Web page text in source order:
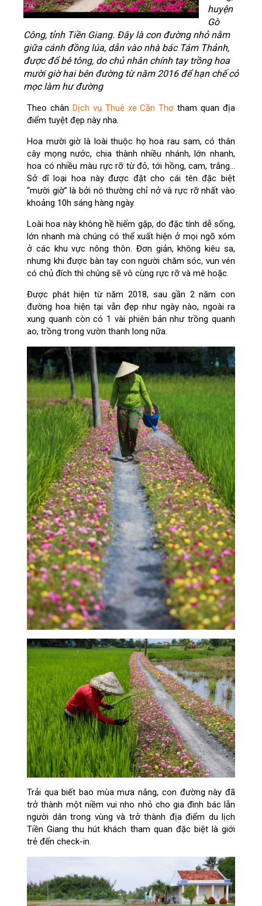
huyện
Gò
Công, tỉnh Tiền Giang. Đây là con đường nhỏ nằm
giữa cánh đồng lúa, dẫn vào nhà bác Tám Thảnh,
được đổ bê tông, do chủ nhân chính tay trồng hoa
mười giờ hai bên đường từ năm 2016 để hạn chế cỏ
mọc làm hư đường
Theo chân Dịch vụ Thuê xe Cần Thơtham quan địa
điểm tuyệt đẹp này nha.
Hoa mười giờ là loài thuộc họ hoa rau sam, có thân
cây mọng nước, chia thành nhiều nhánh, lớn nhanh,
hoa có nhiều màu rực rỡ từ đỏ, tới hồng, cam, trắng…
Sở dĩ loại hoa này được đặt cho cái tên đặc biệt
“mười giờ” là bởi nó thường chỉ nở và rực rỡ nhất vào
khoảng 10h sáng hàng ngày.
Loài hoa này không hề hiếm gặp, do đặc tính dễ sống,
lớn nhanh mà chúng có thể xuất hiện ở mọi ngõ xóm
ở các khu vực nông thôn. Đơn giản, không kiêu sa,
nhưng khi được bàn tay con người chăm sóc, vun vén
có chủ đích thì chúng sẽ vô cùng rực rỡ và mê hoặc.
Được phát hiện từ năm 2018, sau gần 2 năm con
đường hoa hiện tại vẫn đẹp như ngày nào, ngoài ra
xung quanh còn có 1 vài phiên bản như trồng quanh
ao, trồng trong vườn thanh long nữa.
Trải qua biết bao mùa mưa nắng, con đường này đã
trở thành một niềm vui nho nhỏ cho gia đình bác lẫn
người dân trong vùng và trở thành địa điểm du lịch
Tiền Giang thu hút khách tham quan đặc biệt là giới
trẻ đến check-in.